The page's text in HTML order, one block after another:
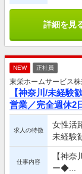
詳細を見
NEW 正社員
東栄ホームサービス株
【神奈川/未経
営業／完全週休2
求人の特徴
女性活
未経験
仕事内容
【神
ー◆...